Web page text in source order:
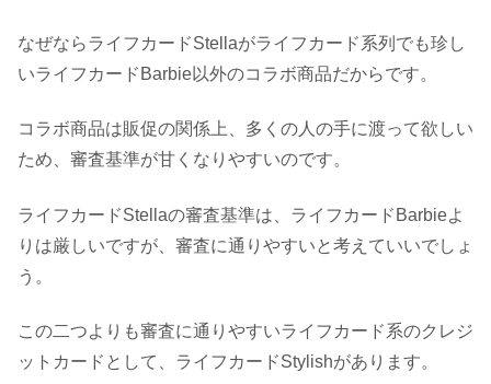
なぜならライフカードStellaがライフカード系列でも珍し
いライフカードBarbie以外のコラボ商品だからです。
コラボ商品は販促の関係上、多くの人の手に渡って欲しい
ため、審査基準が甘くなりやすいのです。
ライフカードStellaの審査基準は、ライフカードBarbieよ
りは厳しいですが、審査に通りやすいと考えていいでしょ
う。
この二つよりも審査に通りやすいライフカード系のクレジ
ットカードとして、ライフカードStylishがあります。